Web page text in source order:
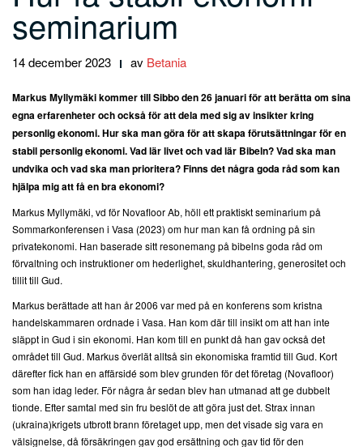
seminarium
14 december 2023 av Betania
Markus Myllymäki kommer till Sibbo den 26 januari för att berätta om sina
egna erfarenheter och också för att dela med sig av insikter kring
personlig ekonomi. Hur ska man göra för att skapa förutsättningar för en
stabil personlig ekonomi. Vad lär livet och vad lär Bibeln? Vad ska man
undvika och vad ska man prioritera? Finns det några goda råd som kan
hjälpa mig att få en bra ekonomi?
Markus Myllymäki, vd för Novafloor Ab, höll ett praktiskt seminarium på
Sommarkonferensen i Vasa (2023) om hur man kan få ordning på sin
privatekonomi. Han baserade sitt resonemang på bibelns goda råd om
förvaltning och instruktioner om hederlighet, skuldhantering, generositet och
tillit till Gud.
Markus berättade att han år 2006 var med på en konferens som kristna
handelskammaren ordnade i Vasa. Han kom där till insikt om att han inte
släppt in Gud i sin ekonomi. Han kom till en punkt då han gav också det
området till Gud. Markus överlät alltså sin ekonomiska framtid till Gud. Kort
därefter fick han en affärsidé som blev grunden för det företag (Novafloor)
som han idag leder. För några år sedan blev han utmanad att ge dubbelt
tionde. Efter samtal med sin fru beslöt de att göra just det. Strax innan
(ukraina)krigets utbrott brann företaget upp, men det visade sig vara en
välsignelse, då försäkringen gav god ersättning och gav tid för den